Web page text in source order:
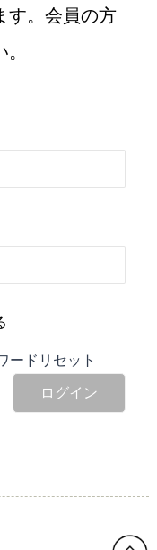
す。会員の方
ードリセット
ログイン